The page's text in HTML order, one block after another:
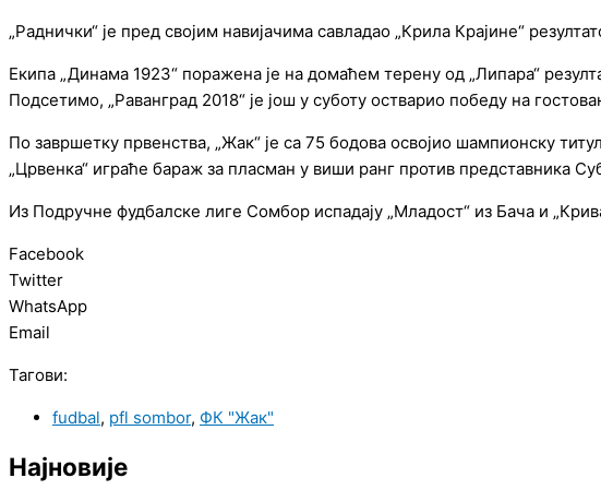
„Раднички“ је пред својим навијачима савладао „Крила Крајине“
Екипа „Динама 1923“ поражена је на домаћем терену од „Липара“
Подсетимо, „Раванград 2018“ је још у суботу остварио победу на
По завршетку првенства, „Жак“ је са 75 бодова освојио шампионску
„Црвенка“ играће бараж за пласман у виши ранг против представника
Из Подручне фудбалске лиге Сомбор испадају „Младост“ из Бача и
Facebook
Twitter
WhatsApp
Email
Тагови:
fudbal, pfl sombor, ФК "Жак"
Најновије